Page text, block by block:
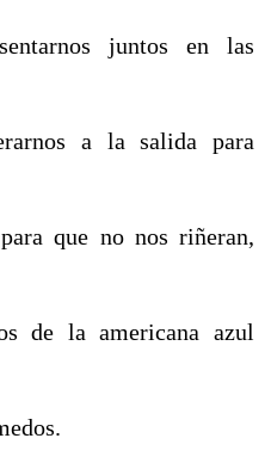
juntos en las
a la salida para
que no nos riñeran,
de la americana azul